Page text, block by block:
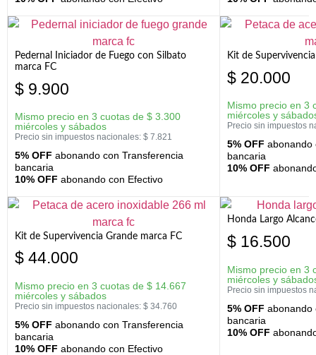
Pedernal Iniciador de Fuego con Silbato
marca FC
$ 9.900
Mismo precio en 3 cuotas de $ 3.300
miércoles y sábados
Precio sin impuestos nacionales: $ 7.821
5% OFF abonando con Transferencia
bancaria
10% OFF abonando con Efectivo
Kit de
$ 20.000
Mismo precio en 3
miércoles y
Precio sin impuestos
5% OFF abonando
bancaria
10% OFF
Kit de Supervivencia Grande marca FC
$ 44.000
Mismo precio en 3 cuotas de $ 14.667
miércoles y sábados
Precio sin impuestos nacionales: $ 34.760
5% OFF abonando con Transferencia
bancaria
10% OFF abonando con Efectivo
Honda Largo
$ 16.500
Mismo precio en 3
miércoles y
Precio sin impuestos
5% OFF abonando
bancaria
10% OFF